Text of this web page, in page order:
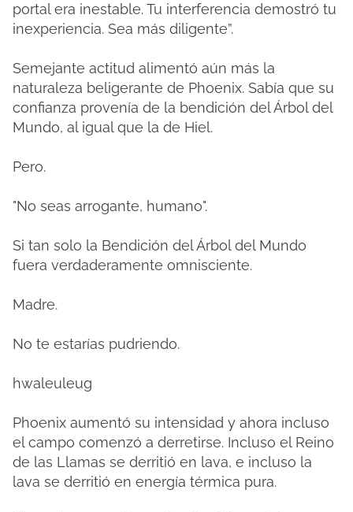
portal era inestable. Tu interferencia demostró tu
inexperiencia. Sea más diligente”.
Semejante actitud alimentó aún más la
naturaleza beligerante de Phoenix. Sabía que su
confianza provenía de la bendición del Árbol del
Mundo, al igual que la de Hiel.
Pero.
"No seas arrogante, humano".
Si tan solo la Bendición del Árbol del Mundo
fuera verdaderamente omnisciente.
Madre.
No te estarías pudriendo.
hwaleuleug
Phoenix aumentó su intensidad y ahora incluso
el campo comenzó a derretirse. Incluso el Reino
de las Llamas se derritió en lava, e incluso la
lava se derritió en energía térmica pura.